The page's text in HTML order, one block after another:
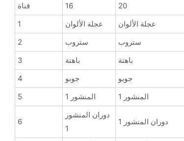
قناة
16
20
1
عجلة الألوان
عجلة الألوان
2
ستروب
ستروب
3
باهتة
باهتة
4
جوبو
جوبو
5
المنشور 1 المنشور 1
6
دوران المنشور
1
دوران المنشور 1